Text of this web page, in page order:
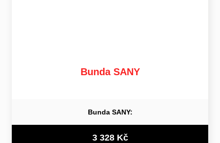
Bunda SANY
Bunda SANY:
3 328 Kč